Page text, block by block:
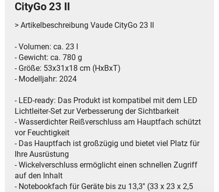
CityGo 23 II
> Artikelbeschreibung Vaude CityGo 23 II
- Volumen: ca. 23 l
- Gewicht: ca. 780 g
- Größe: 53x31x18 cm (HxBxT)
- Modelljahr: 2024
- LED-ready: Das Produkt ist kompatibel mit dem LED
Lichtleiter-Set zur Verbesserung der Sichtbarkeit
- Wasserdichter Reißverschluss am Hauptfach schützt
vor Feuchtigkeit
- Das Hauptfach ist großzügig und bietet viel Platz für
Ihre Ausrüstung
- Wickelverschluss ermöglicht einen schnellen Zugriff
auf den Inhalt
- Notebookfach für Geräte bis zu 13,3'' (33 x 23 x 2,5